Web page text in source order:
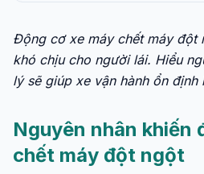
Động cơ xe máy chết máy đột
khó chịu cho người lái. Hiểu
lý sẽ giúp xe vận hành ổn định
Nguyên nhân khiến
chết máy đột ngột